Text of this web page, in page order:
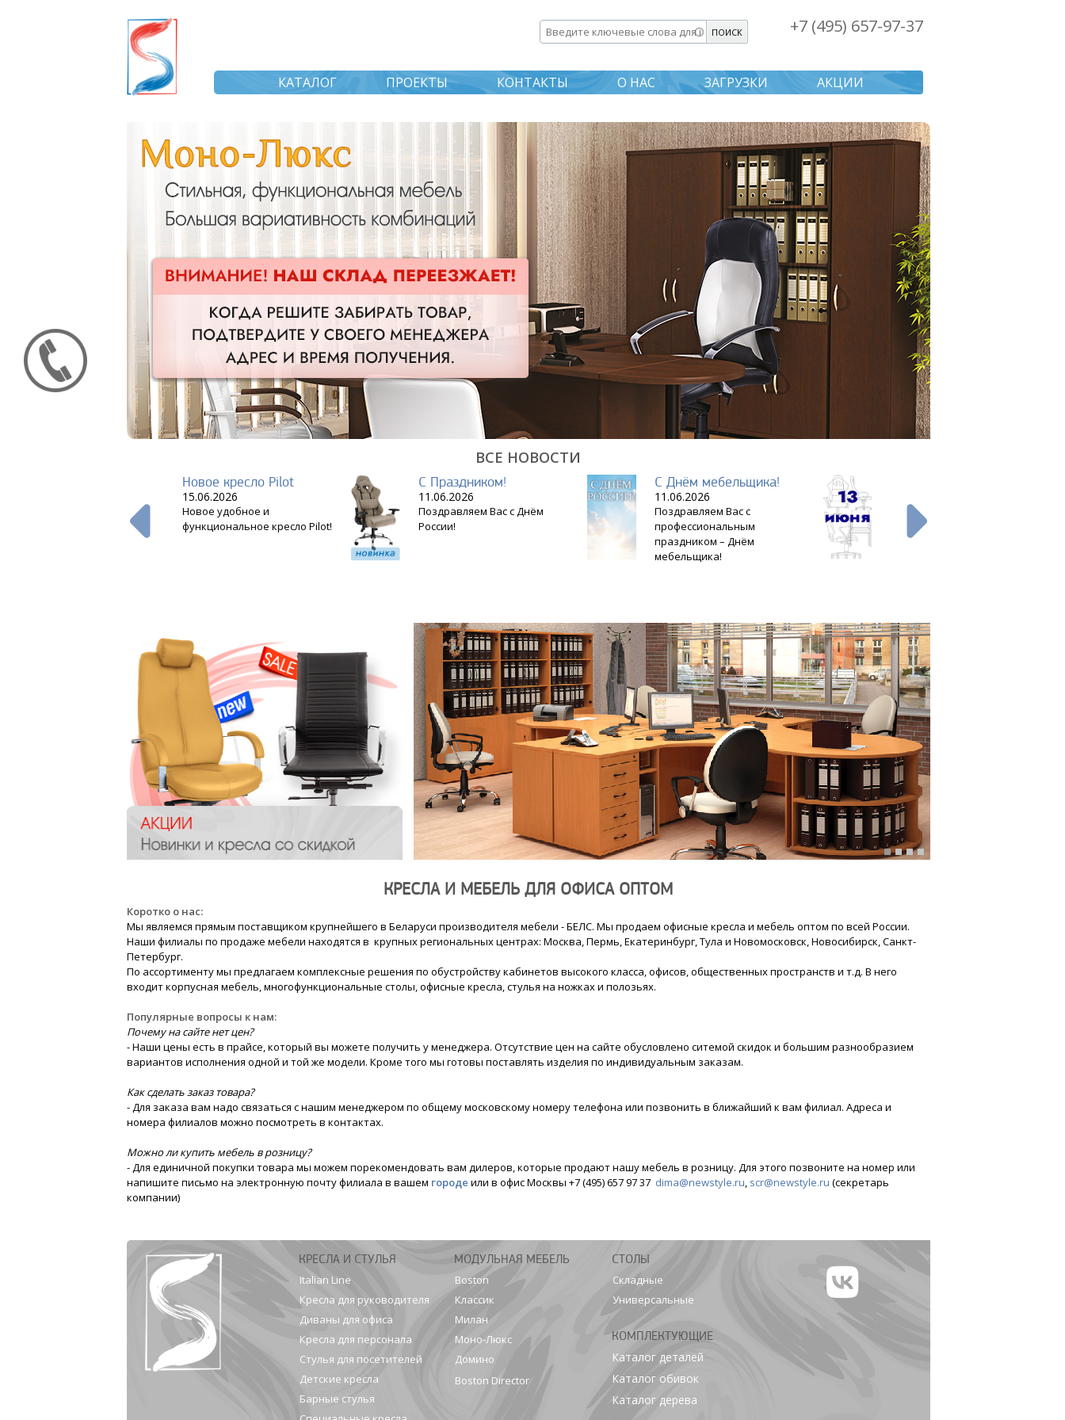
основному
содержанию
Введите ключевые слова для поиска +7 (495) 657-97-37
КАТАЛОГ ПРОЕКТЫ КОНТАКТЫ О НАС ЗАГРУЗКИ АКЦИИ
ВСЕ НОВОСТИ
Новое кресло Pilot
15.06.2026
Новое удобное и
функциональное кресло Pilot!
С Праздником!
11.06.2026
Поздравляем Вас с Днём
России!
С Днём мебельщика!
11.06.2026
Поздравляем Вас с
профессиональным
праздником – Днём
мебельщика!
Лаконичный и
функциональный табурет
«Sirio», который элегантно
КРЕСЛА И МЕБЕЛЬ ДЛЯ ОФИСА ОПТОМ
Коротко о нас:
Мы являемся прямым поставщиком крупнейшего в Беларуси производителя мебели - БЕЛС. Мы продаем офисные кресла и мебель оптом по всей России.
Наши филиалы по продаже мебели находятся в крупных региональных центрах: Москва, Пермь, Екатеринбург, Тула и Новомосковск, Новосибирск, Санкт-
Петербург.
По ассортименту мы предлагаем комплексные решения по обустройству кабинетов высокого класса, офисов, общественных пространств и т.д. В него
входит корпусная мебель, многофункциональные столы, офисные кресла, стулья на ножках и полозьях.
Популярные вопросы к нам:
Почему на сайте нет цен?
- Наши цены есть в прайсе, который вы можете получить у менеджера. Отсутствие цен на сайте обусловлено ситемой скидок и большим разнообразием
вариантов исполнения одной и той же модели. Кроме того мы готовы поставлять изделия по индивидуальным заказам.
Как сделать заказ товара?
- Для заказа вам надо связаться с нашим менеджером по общему московскому номеру телефона или позвонить в ближайший к вам филиал. Адреса и
номера филиалов можно посмотреть в контактах.
Можно ли купить мебель в розницу?
- Для единичной покупки товара мы можем порекомендовать вам дилеров, которые продают нашу мебель в розницу. Для этого позвоните на номер или
напишите письмо на электронную почту филиала в вашем городе или в офис Москвы +7 (495) 657 97 37 dima@newstyle.ru, scr@newstyle.ru (секретарь
компании)
КРЕСЛА И СТУЛЬЯ
Italian Line
Кресла для руководителя
Диваны для офиса
Кресла для персонала
Стулья для посетителей
Детские кресла
Барные стулья
МОДУЛЬНАЯ МЕБЕЛЬ
Boston
Классик
Милан
Моно-Люкс
Домино
Boston Director
СТОЛЫ
Складные
Универсальные
КОМПЛЕКТУЮЩИЕ
Каталог деталей
Каталог обивок
Каталог дерева